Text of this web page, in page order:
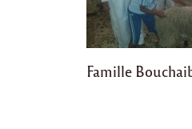
Famille